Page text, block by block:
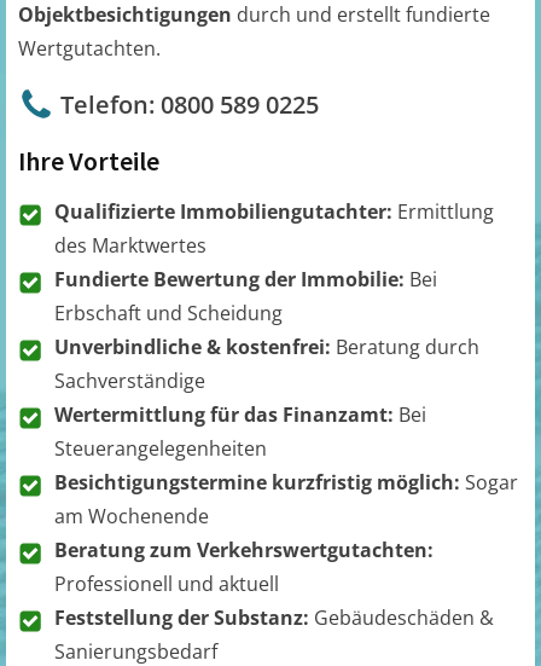
Objektbesichtigungen durch und erstellt fundierte
Wertgutachten.
Telefon: 0800 589 0225
Ihre Vorteile
Qualifizierte Immobiliengutachter: Ermittlung
des Marktwertes
Fundierte Bewertung der Immobilie: Bei
Erbschaft und Scheidung
Unverbindliche & kostenfrei: Beratung durch
Sachverständige
Wertermittlung für das Finanzamt: Bei
Steuerangelegenheiten
Besichtigungstermine kurzfristig möglich: Sogar
am Wochenende
Beratung zum Verkehrswertgutachten:
Professionell und aktuell
Feststellung der Substanz: Gebäudeschäden &
Sanierungsbedarf